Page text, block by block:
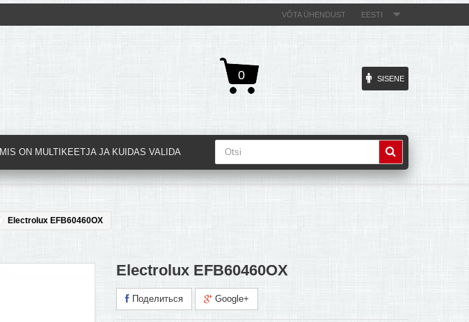
EESTI
VÕTA ÜHENDUST
0 SISENE
MIS ON MULTIKEETJA JA KUIDAS VALIDA
Electrolux EFB60460OX
Electrolux EFB60460OX
Поделиться Google+